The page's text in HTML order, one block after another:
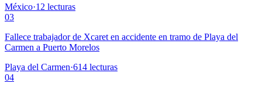
México·12 lecturas
03
Fallece trabajador de Xcaret en accidente en tramo de Playa del
Carmen a Puerto Morelos
Playa del Carmen·614 lecturas
04